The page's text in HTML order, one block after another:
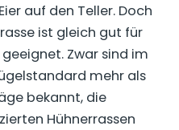
auf den Teller. Doch
ist gleich gut für
Zwar sind im
mehr als
bekannt, die
Hühnerrassen